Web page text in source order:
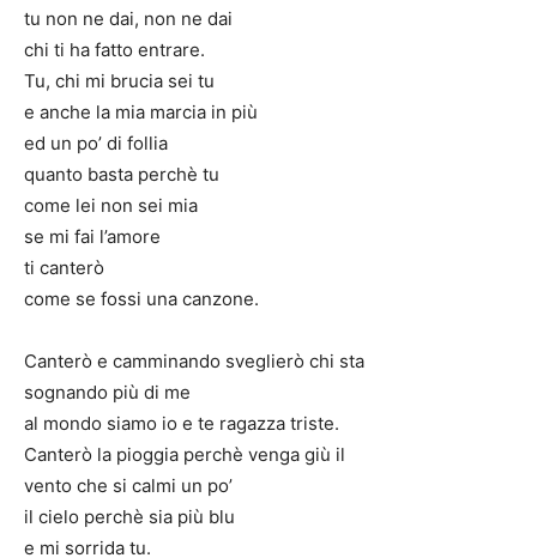
tu non ne dai, non ne dai
chi ti ha fatto entrare.
Tu, chi mi brucia sei tu
e anche la mia marcia in più
ed un po’ di follia
quanto basta perchè tu
come lei non sei mia
se mi fai l’amore
ti canterò
come se fossi una canzone.
Canterò e camminando sveglierò chi sta
sognando più di me
al mondo siamo io e te ragazza triste.
Canterò la pioggia perchè venga giù il
vento che si calmi un po’
il cielo perchè sia più blu
e mi sorrida tu.